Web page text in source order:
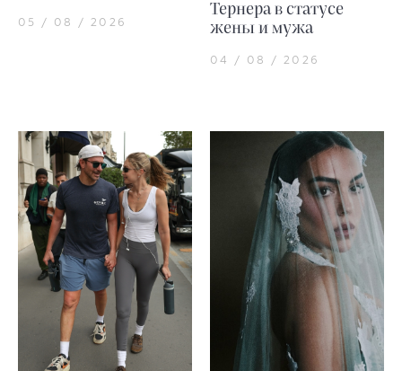
05 / 08 / 2026
Тернера в статусе
жены и мужа
04 / 08 / 2026